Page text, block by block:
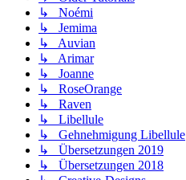
↳ Noémi
↳ Jemima
↳ Auvian
↳ Arimar
↳ Joanne
↳ RoseOrange
↳ Raven
↳ Libellule
↳ Gehnehmigung Libellule
↳ Übersetzungen 2019
↳ Übersetzungen 2018